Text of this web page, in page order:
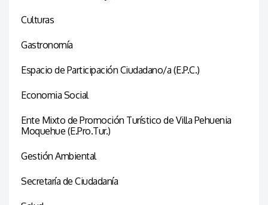
Culturas
Gastronomía
Espacio de Participación Ciudadano/a (E.P.C.)
Economia Social
Ente Mixto de Promoción Turístico de Villa Pehuenia
Moquehue (E.Pro.Tur.)
Gestión Ambiental
Secretaría de Ciudadanía